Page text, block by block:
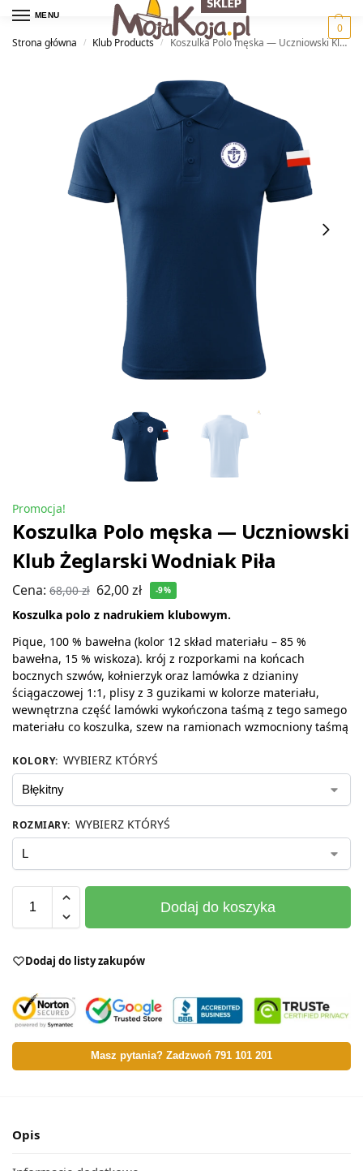
MENU
0
Strona główna
/ Klub Products / Koszulka Polo męska — Uczniowski Klub Żeglarski Wodniak Piła
Promocja!
Koszulka Polo męska — Uczniowski
Klub Żeglarski Wodniak Piła
Cena: 68,00zł 62,00zł -9%
Koszulka polo z nadrukiem klubowym.
Pique, 100 % bawełna (kolor 12 skład materiału – 85 %
bawełna, 15 % wiskoza). krój z rozporkami na końcach
bocznych szwów, kołnierzyk oraz lamówka z dzianiny
ściągaczowej 1:1, plisy z 3 guzikami w kolorze materiału,
wewnętrzna część lamówki wykończona taśmą z tego samego
materiału co koszulka, szew na ramionach wzmocniony taśmą
KOLORY: WYBIERZ KTÓRYŚ
ROZMIARY: WYBIERZ KTÓRYŚ
Dodaj do koszyka
Dodaj do listy zakupów
Masz pytania? Zadzwoń 791 101 201
Opis